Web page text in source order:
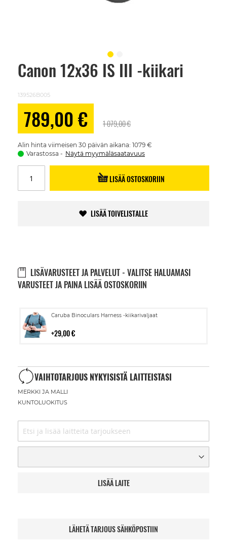
Canon 12x36 IS III -kiikari
139526B005
789,00 € 1 079,00 €
Alin hinta viimeisen 30 päivän aikana: 1079 €
Varastossa
Näytä myymäläsaatavuus
LISÄÄ OSTOSKORIIN
LISÄÄ TOIVELISTALLE
LISÄVARUSTEET JA PALVELUT - VALITSE HALUAMASI
VARUSTEET JA PAINA LISÄÄ OSTOSKORIIN
Caruba Binoculars Harness -kiikarivaljaat
29,00 €
Lisää
VAIHTOTARJOUS NYKYISISTÄ LAITTEISTASI
MERKKI JA MALLI
KUNTOLUOKITUS
LISÄÄ LAITE
LÄHETÄ TARJOUS SÄHKÖPOSTIIN
Skip
images
gallery